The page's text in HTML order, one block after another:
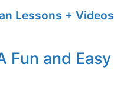
Lessons + Videos
Fun and Easy